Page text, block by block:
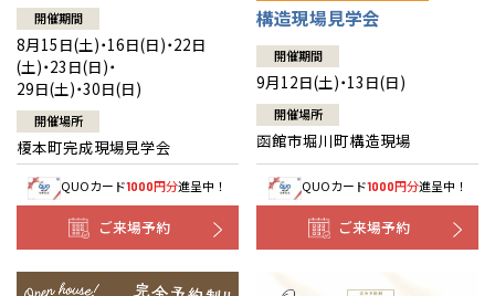
開催期間
8月15日(土)・16日(日)・22日
(土)・23日(日)・
29日(土)・30日(日)
開催場所
榎本町完成現場見学会
QUOカード1000円分進呈中！
ご来場予約
構造現場見学会
開催期間
9月12日(土)・13日(日)
開催場所
函館市堀川町構造現場
QUOカード1000円分進呈中！
ご来場予約